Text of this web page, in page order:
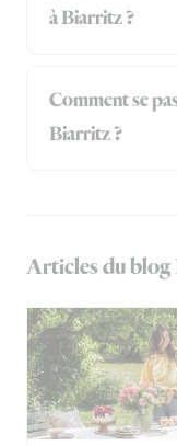
à Biarritz ?
Comment se
Biarritz ?
Articles du